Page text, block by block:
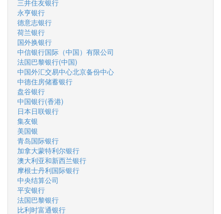
三井住友银行
永亨银行
德意志银行
荷兰银行
国外换银行
中信银行国际（中国）有限公司
法国巴黎银行(中国)
中国外汇交易中心北京备份中心
中德住房储蓄银行
盘谷银行
中国银行(香港)
日本日联银行
集友银
美国银
青岛国际银行
加拿大蒙特利尔银行
澳大利亚和新西兰银行
摩根士丹利国际银行
中央结算公司
平安银行
法国巴黎银行
比利时富通银行